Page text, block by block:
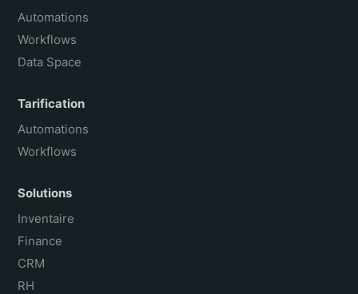
Português do Brasil
Automations
Workflows
Data Space
Tarification
Automations
Workflows
Solutions
Inventaire
Finance
CRM
RH